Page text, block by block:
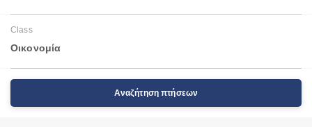
Class
Οικονομία
Αναζήτηση πτήσεων